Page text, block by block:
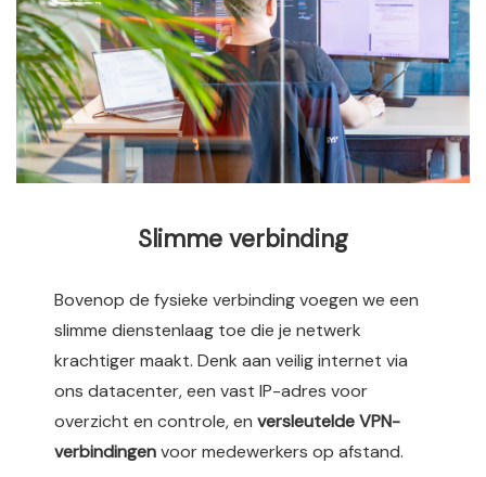
Slimme verbinding
Bovenop de fysieke verbinding voegen we een
slimme dienstenlaag toe die je netwerk
krachtiger maakt. Denk aan veilig internet via
ons datacenter, een vast IP-adres voor
overzicht en controle, en versleutelde VPN-
verbindingenvoor medewerkers op afstand.